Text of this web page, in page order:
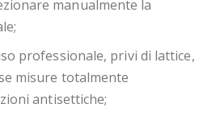
manualmente la
professionale, privi di lattice,
misure totalmente
antisettiche;